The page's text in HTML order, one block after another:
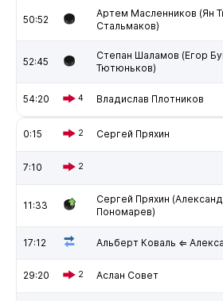
50:52
Артем Масленников (Ян
Стальмаков)
52:45
Степан Шаламов (Егор
Тютюньков)
54:20 4 Владислав Плотников
0:15 2 Сергей Пряхин
7:10 2
11:33
Сергей Пряхин
Пономарев)
17:12 Альберт Коваль ⇐
29:20 2 Аслан Совет